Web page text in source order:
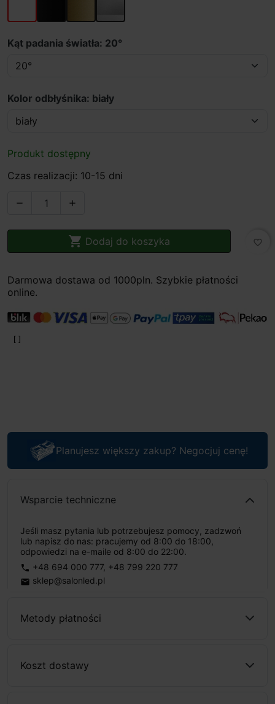
Kąt padania światła: 20°
Kolor odbłyśnika: biały
Produkt dostępny
Czas realizacji: 10-15 dni
 
 Dodaj do koszyka favorite_border
Darmowa dostawa od 1000pln. Szybkie płatności
online.
Planujesz większy zakup? Negocjuj cenę!
Wsparcie techniczne
Jeśli masz pytania lub potrzebujesz pomocy, zadzwoń
lub napisz do nas: pracujemy od 8:00 do 18:00,
odpowiedzi na e-maile od 8:00 do 22:00.
phone +48 694 000 777, +48 799 220 777
email sklep@salonled.pl
Metody płatności
Koszt dostawy